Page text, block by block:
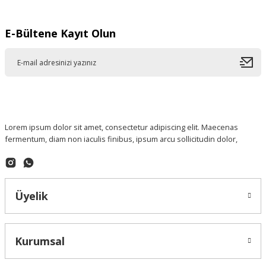
E-Bültene Kayıt Olun
Lorem ipsum dolor sit amet, consectetur adipiscing elit. Maecenas
fermentum, diam non iaculis finibus, ipsum arcu sollicitudin dolor,
Üyelik
Kurumsal